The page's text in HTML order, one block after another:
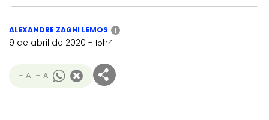
ALEXANDRE ZAGHI LEMOS i
9 de abril de 2020 - 15h41
- A + A